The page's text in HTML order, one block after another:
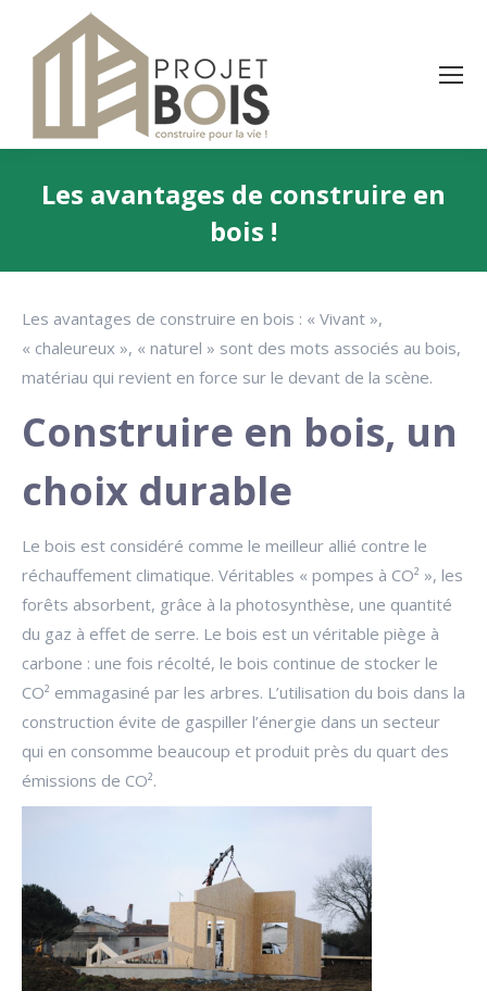
Les avantages de construire en
bois !
Les avantages de construire en bois : « Vivant »,
« chaleureux », « naturel » sont des mots associés au bois,
matériau qui revient en force sur le devant de la scène.
Construire en bois, un
choix durable
Le bois est considéré comme le meilleur allié contre le
réchauffement climatique. Véritables « pompes à CO² », les
forêts absorbent, grâce à la photosynthèse, une quantité
du gaz à effet de serre. Le bois est un véritable piège à
carbone : une fois récolté, le bois continue de stocker le
CO² emmagasiné par les arbres. L’utilisation du bois dans la
construction évite de gaspiller l’énergie dans un secteur
qui en consomme beaucoup et produit près du quart des
émissions de CO².